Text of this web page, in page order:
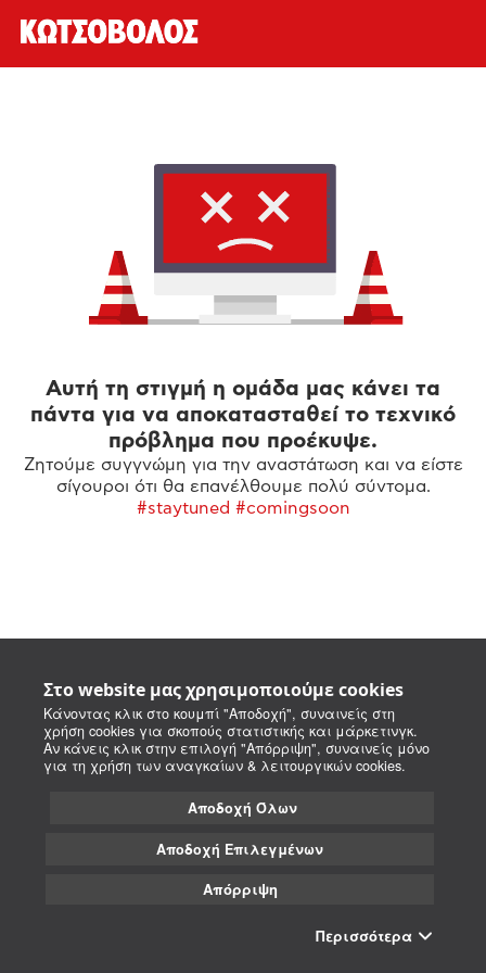
Στο website μας χρησιμοποιούμε cookies
Κάνοντας κλικ στο κουμπί "Αποδοχή", συναινείς στη
χρήση cookies για σκοπούς στατιστικής και μάρκετινγκ.
Αν κάνεις κλικ στην επιλογή "Απόρριψη", συναινείς μόνο
για τη χρήση των αναγκαίων & λειτουργικών cookies.
Αποδοχή Όλων
Αποδοχή Επιλεγμένων
Απόρριψη
Περισσότερα
Αυτή τη στιγμή η ομάδα μας κάνει τα
πάντα για να αποκατασταθεί το τεχνικό
πρόβλημα που προέκυψε.
Ζητούμε συγγνώμη για την αναστάτωση και να είστε
σίγουροι ότι θα επανέλθουμε πολύ σύντομα.
#staytuned #comingsoon